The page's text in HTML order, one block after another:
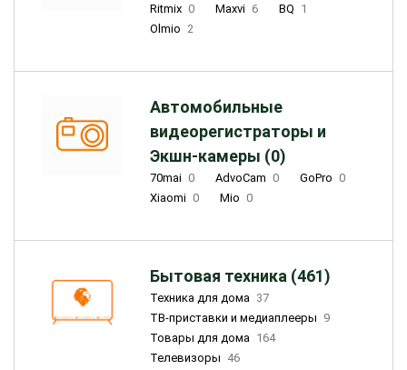
Ritmix 0 Maxvi 6 BQ 1
Olmio 2
Автомобильные
видеорегистраторы и
Экшн-камеры (0)
70mai 0 AdvoCam 0 GoPro 0
Xiaomi 0 Mio 0
Бытовая техника (461)
Техника для дома 37
ТВ-приставки и медиаплееры 9
Товары для дома 164
Телевизоры 46